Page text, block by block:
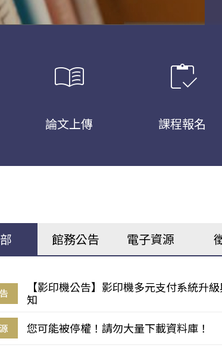
menu_book
論文上傳
inventory
課程報名
館務公告 電子資源
【影印機公告】影印機多元支付系統升
知
您可能被停權！請勿大量下載資料庫！